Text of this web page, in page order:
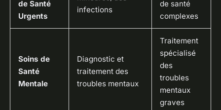
de Santé
Urgents
infections
de santé
complexes
Soins de
Santé
Mentale
Diagnostic et
traitement des
troubles mentaux
Traitement
spécialisé
des
troubles
mentaux
graves